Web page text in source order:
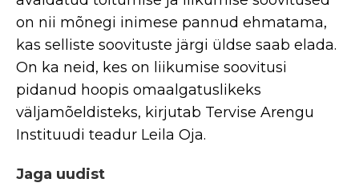
on nii mõnegi inimese pannud ehmatama,
kas selliste soovituste järgi üldse saab elada.
On ka neid, kes on liikumise soovitusi
pidanud hoopis omaalgatuslikeks
väljamõeldisteks, kirjutab Tervise Arengu
Instituudi teadur Leila Oja.
Jaga uudist